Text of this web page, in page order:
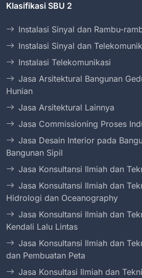
Klasifikasi SBU 2
Instalasi Sinyal dan Rambu-
Instalasi Sinyal dan
Instalasi Telekomunikasi
Jasa Arsitektural Bangunan
Hunian
Jasa Arsitektural Lainnya
Jasa Commissioning Proses
Jasa Desain Interior pada
Bangunan Sipil
Jasa Konsultansi Ilmiah dan
Jasa Konsultansi Ilmiah dan
Hidrologi dan Oceanography
Jasa Konsultansi Ilmiah dan
Kendali Lalu Lintas
Jasa Konsultansi Ilmiah dan
dan Pembuatan Peta
Jasa Konsultasi Ilmiah dan